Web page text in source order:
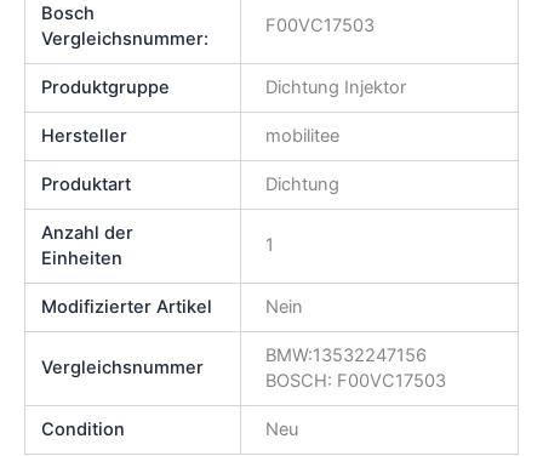
Bosch
Vergleichsnummer:
F00VC17503
Produktgruppe Dichtung Injektor
Hersteller mobilitee
Produktart Dichtung
Anzahl der
Einheiten
1
Modifizierter Artikel Nein
Vergleichsnummer
BMW:13532247156
BOSCH: F00VC17503
Condition Neu